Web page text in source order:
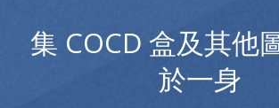
集 COCD 盒及其他
於一身